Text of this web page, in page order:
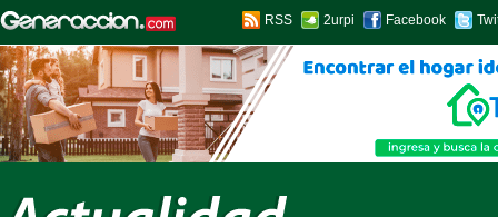
RSS 2urpi Facebook